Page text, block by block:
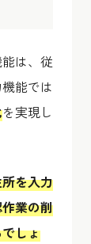
は、従
能では
を実現し
を入力
業の削
しょ